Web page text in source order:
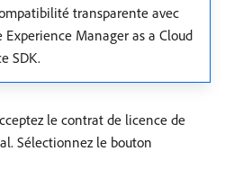
transparente avec
Experience Manager as a Cloud
SDK.
le contrat de licence de
Sélectionnez le bouton